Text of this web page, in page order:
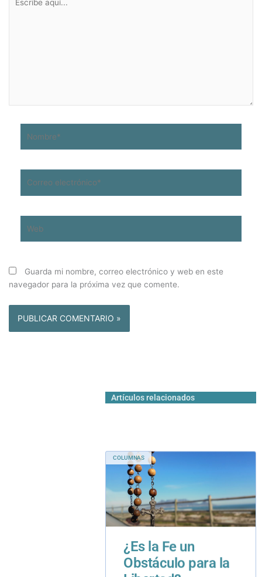
aquí...
electrónico*
Guarda mi nombre, correo electrónico y web en este
navegador para la próxima vez que comente.
Artículos relacionados
¿Es la Fe un
Obstáculo para la
Libertad?
9 de diciembre de 2012